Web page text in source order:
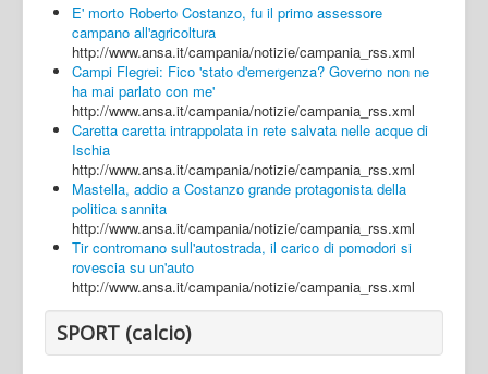
E' morto Roberto Costanzo, fu il primo assessore
campano all'agricoltura
http://www.ansa.it/campania/notizie/campania_rss.xml
Campi Flegrei: Fico 'stato d'emergenza? Governo non ne
ha mai parlato con me'
http://www.ansa.it/campania/notizie/campania_rss.xml
Caretta caretta intrappolata in rete salvata nelle acque di
Ischia
http://www.ansa.it/campania/notizie/campania_rss.xml
Mastella, addio a Costanzo grande protagonista della
politica sannita
http://www.ansa.it/campania/notizie/campania_rss.xml
Tir contromano sull'autostrada, il carico di pomodori si
rovescia su un'auto
http://www.ansa.it/campania/notizie/campania_rss.xml
SPORT (calcio)